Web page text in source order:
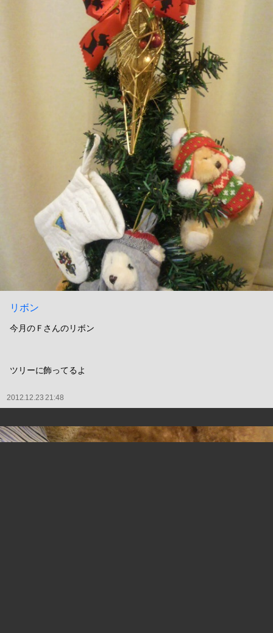
リボン
今月のＦさんのリボン
ツリーに飾ってるよ
2012.12.23 21:48